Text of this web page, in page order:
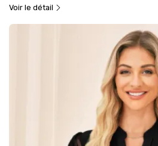
Voir le détail